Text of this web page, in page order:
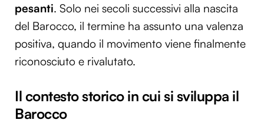
pesanti. Solo nei secoli successivi alla nascita
del Barocco, il termine ha assunto una valenza
positiva, quando il movimento viene finalmente
riconosciuto e rivalutato.
Il contesto storico in cui si sviluppa il
Barocco